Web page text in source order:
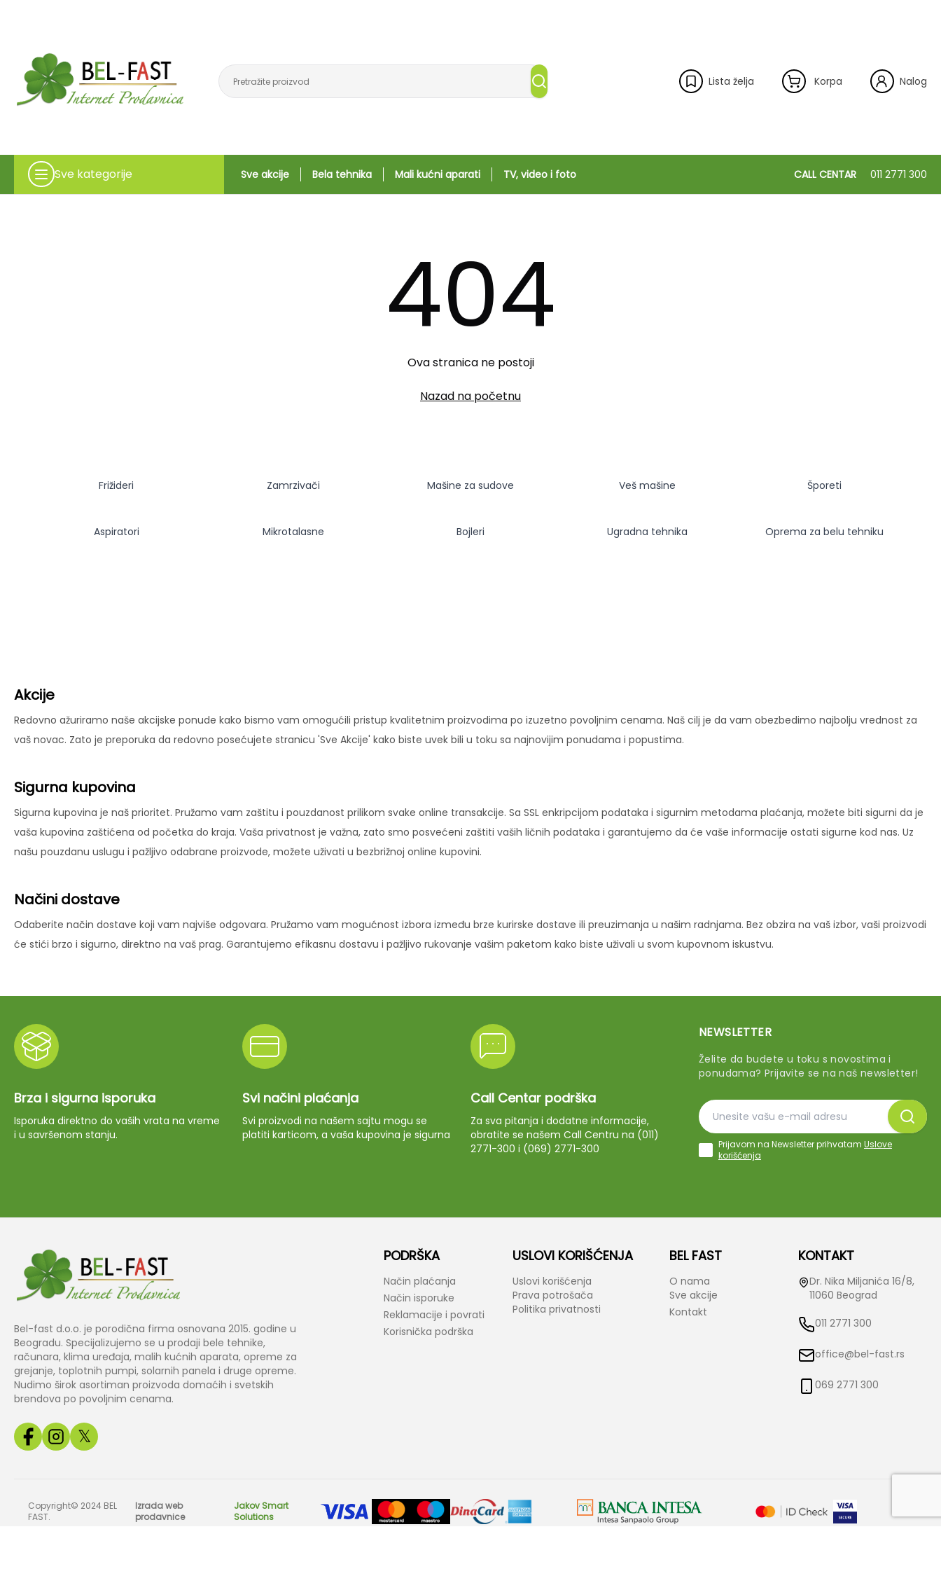
Lista želja Korpa Nalog
Sve kategorije Sve akcije Bela tehnika Mali kućni aparati TV, video i foto CALL CENTAR 011 2771 300
404
Ova stranica ne postoji
Nazad na početnu
Frižideri Zamrzivači Mašine za sudove Veš mašine Šporeti
Aspiratori Mikrotalasne Bojleri Ugradna tehnika Oprema za belu tehniku
Akcije
Redovno ažuriramo naše akcijske ponude kako bismo vam omogućili pristup kvalitetnim proizvodima po izuzetno povoljnim cenama. Naš cilj je da vam obezbedimo najbolju vrednost za
vaš novac. Zato je preporuka da redovno posećujete stranicu 'Sve Akcije' kako biste uvek bili u toku sa najnovijim ponudama i popustima.
Sigurna kupovina
Sigurna kupovina je naš prioritet. Pružamo vam zaštitu i pouzdanost prilikom svake online transakcije. Sa SSL enkripcijom podataka i sigurnim metodama plaćanja, možete biti sigurni da je
vaša kupovina zaštićena od početka do kraja. Vaša privatnost je važna, zato smo posvećeni zaštiti vaših ličnih podataka i garantujemo da će vaše informacije ostati sigurne kod nas. Uz
našu pouzdanu uslugu i pažljivo odabrane proizvode, možete uživati u bezbrižnoj online kupovini.
Načini dostave
Odaberite način dostave koji vam najviše odgovara. Pružamo vam mogućnost izbora između brze kurirske dostave ili preuzimanja u našim radnjama. Bez obzira na vaš izbor, vaši proizvodi
će stići brzo i sigurno, direktno na vaš prag. Garantujemo efikasnu dostavu i pažljivo rukovanje vašim paketom kako biste uživali u svom kupovnom iskustvu.
Brza i sigurna isporuka
Isporuka direktno do vaših vrata na vreme
i u savršenom stanju.
Svi načini plaćanja
Svi proizvodi na našem sajtu mogu se
platiti karticom, a vaša kupovina je sigurna
Call Centar podrška
Za sva pitanja i dodatne informacije,
obratite se našem Call Centru na (011)
2771-300 i (069) 2771-300
NEWSLETTER
Želite da budete u toku s novostima i
ponudama? Prijavite se na naš newsletter!
Prijavom na Newsletter prihvatam Uslove
korišćenja
Bel-fast d.o.o. je porodična firma osnovana 2015. godine u
Beogradu. Specijalizujemo se u prodaji bele tehnike,
računara, klima uređaja, malih kućnih aparata, opreme za
grejanje, toplotnih pumpi, solarnih panela i druge opreme.
Nudimo širok asortiman proizvoda domaćih i svetskih
brendova po povoljnim cenama.
𝕏
PODRŠKA
Način plaćanja
Način isporuke
Reklamacije i povrati
Korisnička podrška
USLOVI KORIŠĆENJA
Uslovi korišćenja
Prava potrošača
Politika privatnosti
BEL FAST
O nama
Sve akcije
Kontakt
KONTAKT
Dr. Nika Miljanića 16/8,
11060 Beograd
011 2771 300
office@bel-fast.rs
069 2771 300
Copyright© 2024 BEL
FAST.
Izrada web
prodavnice
Jakov Smart
Solutions